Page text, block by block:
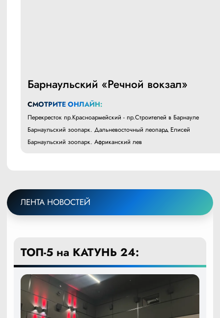
Барнаульский «Речной вокзал»
СМОТРИТЕ ОНЛАЙН:
Перекресток пр.Красноармейский - пр.Строителей в Барнауле
Барнаульский зоопарк. Дальневосточный леопард Елисей
Барнаульский зоопарк. Африканский лев
ЛЕНТА НОВОСТЕЙ
ТОП-5 на КАТУНЬ 24: